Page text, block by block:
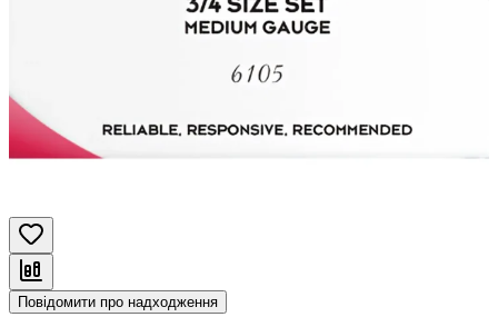
Повідомити про надходження